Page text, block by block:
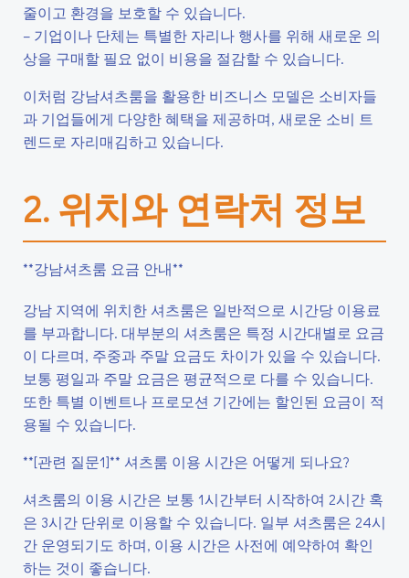
줄이고 환경을 보호할 수 있습니다.
– 기업이나 단체는 특별한 자리나 행사를 위해 새로운 의
상을 구매할 필요 없이 비용을 절감할 수 있습니다.
이처럼 강남셔츠룸을 활용한 비즈니스 모델은 소비자들
과 기업들에게 다양한 혜택을 제공하며, 새로운 소비 트
렌드로 자리매김하고 있습니다.
2. 위치와 연락처 정보
**강남셔츠룸 요금 안내**
강남 지역에 위치한 셔츠룸은 일반적으로 시간당 이용료
를 부과합니다. 대부분의 셔츠룸은 특정 시간대별로 요금
이 다르며, 주중과 주말 요금도 차이가 있을 수 있습니다.
보통 평일과 주말 요금은 평균적으로 다를 수 있습니다.
또한 특별 이벤트나 프로모션 기간에는 할인된 요금이 적
용될 수 있습니다.
**[관련 질문1]** 셔츠룸 이용 시간은 어떻게 되나요?
셔츠룸의 이용 시간은 보통 1시간부터 시작하여 2시간 혹
은 3시간 단위로 이용할 수 있습니다. 일부 셔츠룸은 24시
간 운영되기도 하며, 이용 시간은 사전에 예약하여 확인
하는 것이 좋습니다.